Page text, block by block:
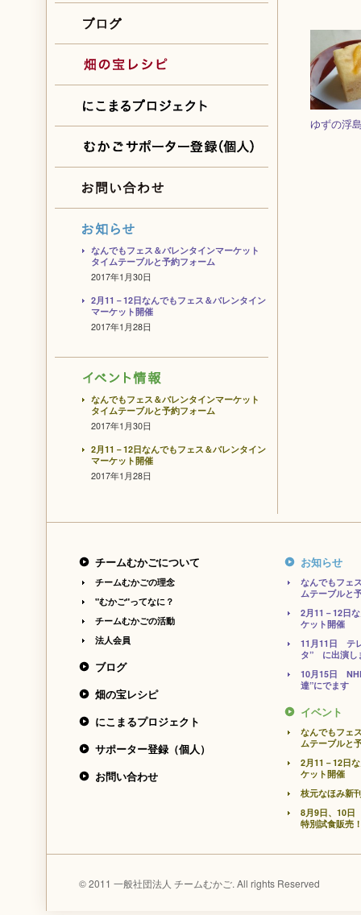
ゆずの浮
なんでもフェス＆バレンタインマーケット
タイムテーブルと予約フォーム
2017年1月30日
2月11－12日なんでもフェス＆バレンタイン
マーケット開催
2017年1月28日
なんでもフェス＆バレンタインマーケット
タイムテーブルと予約フォーム
2017年1月30日
2月11－12日なんでもフェス＆バレンタイン
マーケット開催
2017年1月28日
チームむかごについて
チームむかごの理念
"むかご"ってなに？
チームむかごの活動
法人会員
ブログ
畑の宝レシピ
にこまるプロジェクト
サポーター登録（個人）
お問い合わせ
お知らせ
なんでもフェ
ムテーブルと
2月11－12日
ケット開催
11月11日 テ
タ” に出演し
10月15日
達”にでます
イベント
なんでもフェ
ムテーブルと
2月11－12日
ケット開催
枝元なほみ新
8月9日、10日
特別試食販売
© 2011 一般社団法人 チームむかご. All rights Reserved